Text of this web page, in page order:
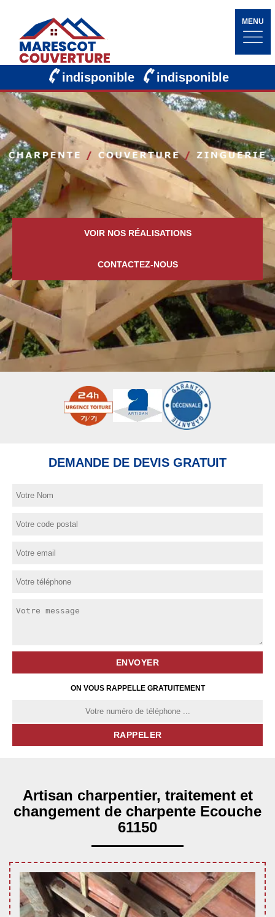
MENU
indisponible indisponible
VOIR NOS RÉALISATIONS
CONTACTEZ-NOUS
DEMANDE DE DEVIS GRATUIT
ON VOUS RAPPELLE GRATUITEMENT
Artisan charpentier, traitement et
changement de charpente Ecouche
61150